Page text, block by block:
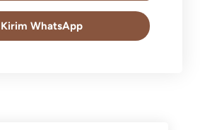
Kirim WhatsApp